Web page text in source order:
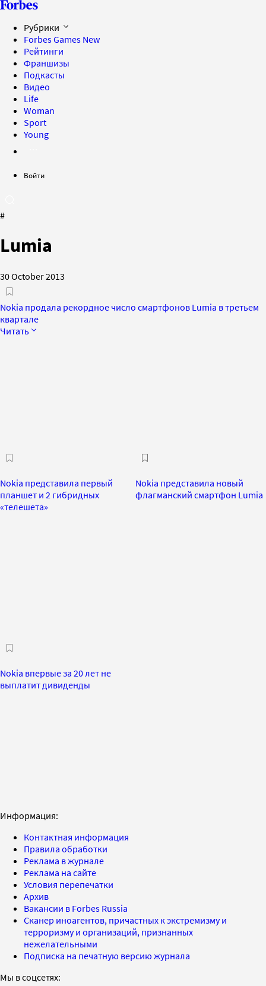
Рубрики
Forbes Games New
Рейтинги
Франшизы
Подкасты
Видео
Life
Woman
Sport
Young
Войти
#
Lumia
30 October 2013
Nokia продала рекордное число смартфонов Lumia в третьем
квартале
Читать
Nokia представила первый
планшет и 2 гибридных
«телешета»
Nokia представила новый
флагманский смартфон Lumia
Nokia впервые за 20 лет не
выплатит дивиденды
Информация:
Контактная информация
Правила обработки
Реклама в журнале
Реклама на сайте
Условия перепечатки
Архив
Вакансии в Forbes Russia
Сканер иноагентов, причастных к экстремизму и
терроризму и организаций, признанных
нежелательными
Подписка на печатную версию журнала
Мы в соцсетях: